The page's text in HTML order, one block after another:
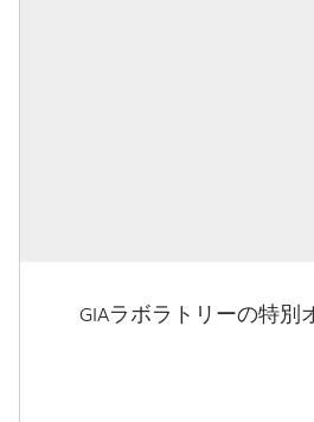
GIAラボラトリーの特別